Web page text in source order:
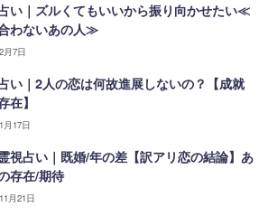
い｜ズルくてもいいから振り向かせたい≪
わないあの人≫
月7日
い｜2人の恋は何故進展しないの？【成就
在】
月17日
視占い｜既婚/年の差【訳アリ恋の結論】あ
存在/期待
月21日